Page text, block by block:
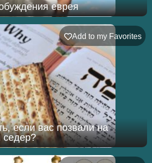
еврея
Add to my Favorites
если вас позвали на
седер?